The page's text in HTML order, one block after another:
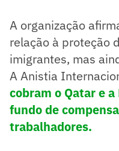
A organização
relação à proteção
imigrantes, mas
A Anistia
cobram o Qatar e
fundo de
trabalhadores.